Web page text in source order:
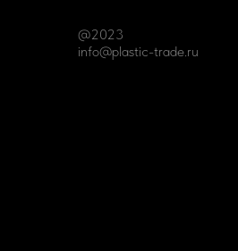
@2023
info@plastic-trade.ru